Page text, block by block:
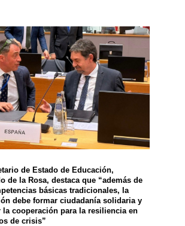
de Estado de Educación,
de la Rosa, destaca que “además de
básicas tradicionales, la
debe formar ciudadanía solidaria y
la cooperación para la resiliencia en
de crisis”